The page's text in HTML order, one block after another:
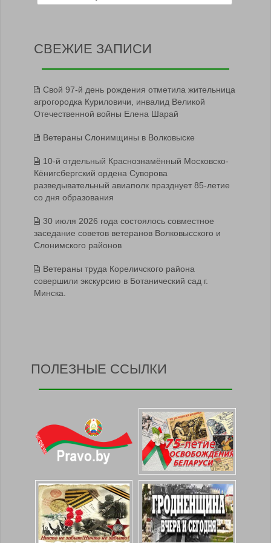
СВЕЖИЕ ЗАПИСИ
Свой 97-й день рождения отметила жительница
агрогородка Куриловичи, инвалид Великой
Отечественной войны Елена Шарай
Ветераны Слонимщины в Волковыске
10-й отдельный Краснознамённый Московско-
Кёнигсбергский ордена Суворова
разведывательный авиаполк празднует 85-летие
со дня образования
30 июля 2026 года состоялось совместное
заседание советов ветеранов Волковысского и
Слонимского районов
Ветераны труда Кореличского района
совершили экскурсию в Ботанический сад г.
Минска.
ПОЛЕЗНЫЕ ССЫЛКИ